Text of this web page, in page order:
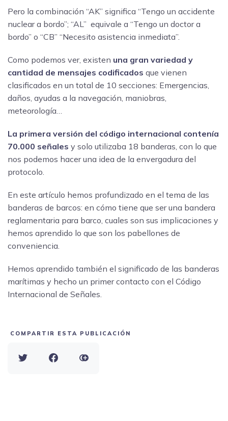
Pero la combinación “AK” significa “Tengo un accidente
nuclear a bordo”; “AL” equivale a “Tengo un doctor a
bordo” o “CB” “Necesito asistencia inmediata”.
Como podemos ver, existen una gran variedad y
cantidad de mensajes codificados que vienen
clasificados en un total de 10 secciones: Emergencias,
daños, ayudas a la navegación, maniobras,
meteorología…
La primera versión del código internacional contenía
70.000 señales y solo utilizaba 18 banderas, con lo que
nos podemos hacer una idea de la envergadura del
protocolo.
En este artículo hemos profundizado en el tema de las
banderas de barcos: en cómo tiene que ser una bandera
reglamentaria para barco, cuales son sus implicaciones y
hemos aprendido lo que son los pabellones de
conveniencia.
Hemos aprendido también el significado de las banderas
marítimas y hecho un primer contacto con el Código
Internacional de Señales.
COMPARTIR ESTA PUBLICACIÓN